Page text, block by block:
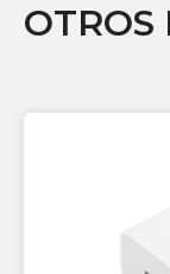
OTROS